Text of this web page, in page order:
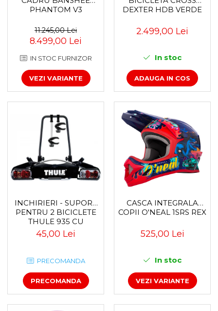
PHANTOM V3
11.245,00 Lei
8.499,00 Lei
IN STOC FURNIZOR
VEZI VARIANTE
DEXTER HDB VERDE
2.499,00 Lei
In stoc
ADAUGA IN COS
INCHIRIERI - SUPORT
PENTRU 2 BICICLETE
THULE 935 CU
PRINDERE PE
CARLIGUL DE
45,00 Lei
PRECOMANDA
PRECOMANDA
CASCA INTEGRALA
COPII O'NEAL 1SRS REX
525,00 Lei
In stoc
VEZI VARIANTE